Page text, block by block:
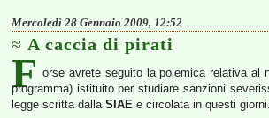
Mercoledì 28 Gennaio 2009, 12:52
A caccia di pirati
F orse avrete seguito la polemica relativa al
programma) istituito per studiare sanzioni
legge scritta dalla SIAE e circolata in questi giorni.